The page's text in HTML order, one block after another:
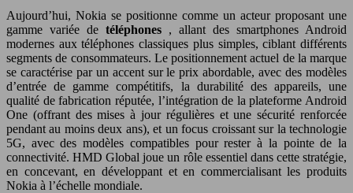
Aujourd’hui, Nokia se positionne comme un acteur proposant une
gamme variée de téléphones , allant des smartphones Android
modernes aux téléphones classiques plus simples, ciblant différents
segments de consommateurs. Le positionnement actuel de la marque
se caractérise par un accent sur le prix abordable, avec des modèles
d’entrée de gamme compétitifs, la durabilité des appareils, une
qualité de fabrication réputée, l’intégration de la plateforme Android
One (offrant des mises à jour régulières et une sécurité renforcée
pendant au moins deux ans), et un focus croissant sur la technologie
5G, avec des modèles compatibles pour rester à la pointe de la
connectivité. HMD Global joue un rôle essentiel dans cette stratégie,
en concevant, en développant et en commercialisant les produits
Nokia à l’échelle mondiale.